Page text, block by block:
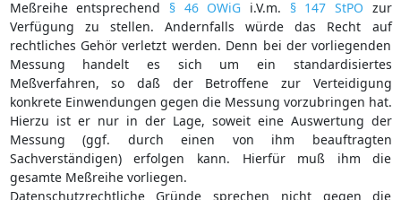
Meßreihe entsprechend § 46 OWiG i.V.m. § 147 StPO zur
Verfügung zu stellen. Andernfalls würde das Recht auf
rechtliches Gehör verletzt werden. Denn bei der vorliegenden
Messung handelt es sich um ein standardisiertes
Meßverfahren, so daß der Betroffene zur Verteidigung
konkrete Einwendungen gegen die Messung vorzubringen hat.
Hierzu ist er nur in der Lage, soweit eine Auswertung der
Messung (ggf. durch einen von ihm beauftragten
Sachverständigen) erfolgen kann. Hierfür muß ihm die
gesamte Meßreihe vorliegen.
Datenschutzrechtliche Gründe sprechen nicht gegen die